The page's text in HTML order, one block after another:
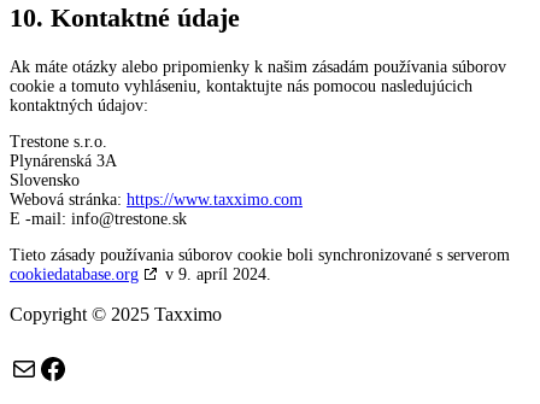
10. Kontaktné údaje
Ak máte otázky alebo pripomienky k našim zásadám používania súborov
cookie a tomuto vyhláseniu, kontaktujte nás pomocou nasledujúcich
kontaktných údajov:
Trestone s.r.o.
Plynárenská 3A
Slovensko
Webová stránka: https://www.taxximo.com
E -mail: info@trestone.sk
Tieto zásady používania súborov cookie boli synchronizované s serverom
cookiedatabase.org
v 9. apríl 2024.
Copyright © 2025 Taxximo
E-mailFacebook